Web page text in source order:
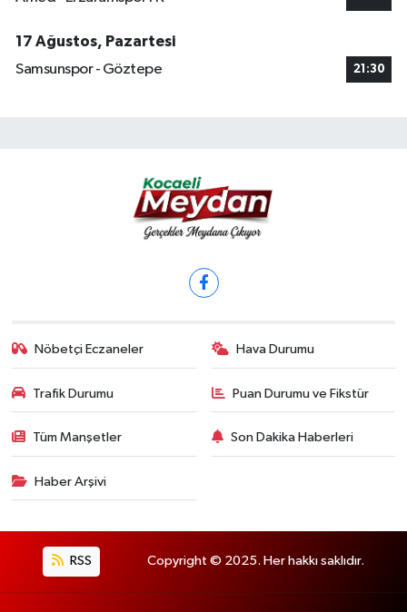
17 Ağustos, Pazartesi
Samsunspor - Göztepe
21:30
Nöbetçi Eczaneler Hava Durumu
Trafik Durumu Puan Durumu ve Fikstür
Tüm Manşetler Son Dakika Haberleri
Haber Arşivi
RSS Copyright © 2025. Her hakkı saklıdır.